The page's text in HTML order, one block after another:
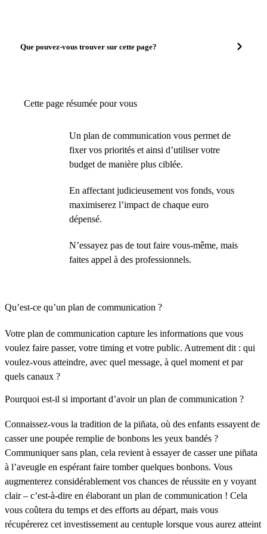
Que pouvez-vous trouver sur cette page?
Cette page résumée pour vous
Un plan de communication vous permet de
fixer vos priorités et ainsi d’utiliser votre
budget de manière plus ciblée.
En affectant judicieusement vos fonds, vous
maximiserez l’impact de chaque euro
dépensé.
N’essayez pas de tout faire vous-même, mais
faites appel à des professionnels.
Qu’est-ce qu’un plan de communication ?
Votre plan de communication capture les informations que vous
voulez faire passer, votre timing et votre public. Autrement dit : qui
voulez-vous atteindre, avec quel message, à quel moment et par
quels canaux ?
Pourquoi est-il si important d’avoir un plan de communication ?
Connaissez-vous la tradition de la piñata, où des enfants essayent de
casser une poupée remplie de bonbons les yeux bandés ?
Communiquer sans plan, cela revient à essayer de casser une piñata
à l’aveugle en espérant faire tomber quelques bonbons. Vous
augmenterez considérablement vos chances de réussite en y voyant
clair – c’est-à-dire en élaborant un plan de communication ! Cela
vous coûtera du temps et des efforts au départ, mais vous
récupérerez cet investissement au centuple lorsque vous aurez atteint